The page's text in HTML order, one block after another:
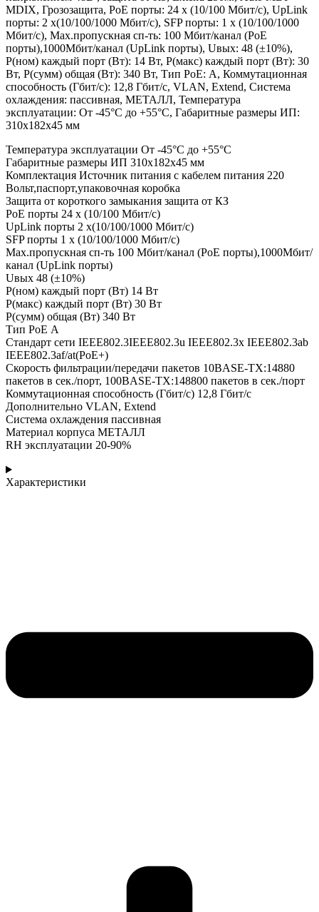
MDIX, Грозозащита, PoE порты: 24 х (10/100 Мбит/с), UpLink
порты: 2 х(10/100/1000 Мбит/с), SFP порты: 1 х (10/100/1000
Мбит/с), Max.пропускная сп-ть: 100 Мбит/канал (PoE
порты),1000Мбит/канал (UpLink порты), Uвых: 48 (±10%),
Р(ном) каждый порт (Вт): 14 Вт, Р(макс) каждый порт (Вт): 30
Вт, Р(сумм) общая (Вт): 340 Вт, Тип РоЕ: А, Коммутационная
способность (Гбит/с): 12,8 Гбит/с, VLAN, Extend, Система
охлаждения: пассивная, МЕТАЛЛ, Температура
эксплуатации: От -45°C до +55°C, Габаритные размеры ИП:
310х182х45 мм
Температура эксплуатации От -45°C до +55°C
Габаритные размеры ИП 310х182х45 мм
Комплектация Источник питания с кабелем питания 220
Вольт,паспорт,упаковочная коробка
Защита от короткого замыкания защита от КЗ
PoE порты 24 х (10/100 Мбит/с)
UpLink порты 2 х(10/100/1000 Мбит/с)
SFP порты 1 х (10/100/1000 Мбит/с)
Max.пропускная сп-ть 100 Мбит/канал (PoE порты),1000Мбит/
канал (UpLink порты)
Uвых 48 (±10%)
Р(ном) каждый порт (Вт) 14 Вт
Р(макс) каждый порт (Вт) 30 Вт
Р(сумм) общая (Вт) 340 Вт
Тип РоЕ А
Стандарт сети IEEE802.3IEEE802.3u IEEE802.3x IEEE802.3ab
IEEE802.3af/at(РоЕ+)
Скорость фильтрации/передачи пакетов 10BASE-TX:14880
пакетов в сек./порт, 100BASE-TX:148800 пакетов в сек./порт
Коммутационная способность (Гбит/с) 12,8 Гбит/с
Дополнительно VLAN, Extend
Система охлаждения пассивная
Материал корпуса МЕТАЛЛ
RH эксплуатации 20-90%
Характеристики